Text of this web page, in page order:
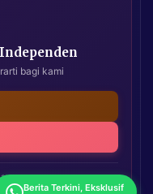
bagi kami
Berita Terkini, Eksklusif